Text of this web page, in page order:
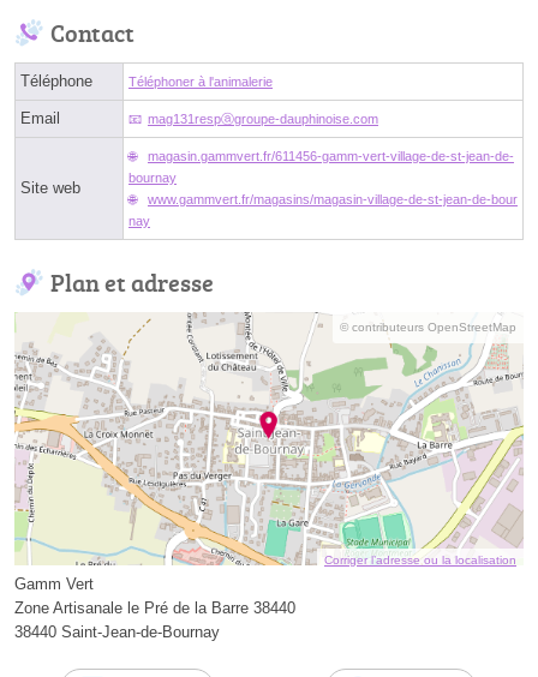
Contact
Téléphone Téléphoner à l'animalerie
Email mag131respⓐgroupe-dauphinoise.com
Site web
magasin.gammvert.fr/611456-gamm-vert-village-de-st-jean-de-
bournay
www.gammvert.fr/magasins/magasin-village-de-st-jean-de-bour
nay
Plan et adresse
© contributeurs OpenStreetMap
Corriger l’adresse ou la localisation
Gamm Vert
Zone Artisanale le Pré de la Barre 38440
38440 Saint-Jean-de-Bournay